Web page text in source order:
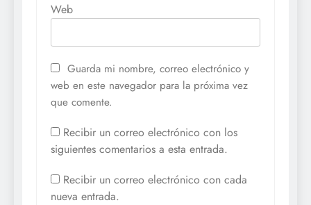
Web
Guarda mi nombre, correo electrónico y
web en este navegador para la próxima vez
que comente.
Recibir un correo electrónico con los
siguientes comentarios a esta entrada.
Recibir un correo electrónico con cada
nueva entrada.